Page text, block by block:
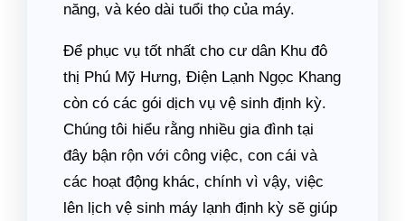
năng, và kéo dài tuổi thọ của máy.
Để phục vụ tốt nhất cho cư dân Khu đô
thị Phú Mỹ Hưng, Điện Lạnh Ngọc Khang
còn có các gói dịch vụ vệ sinh định kỳ.
Chúng tôi hiểu rằng nhiều gia đình tại
đây bận rộn với công việc, con cái và
các hoạt động khác, chính vì vậy, việc
lên lịch vệ sinh máy lạnh định kỳ sẽ giúp